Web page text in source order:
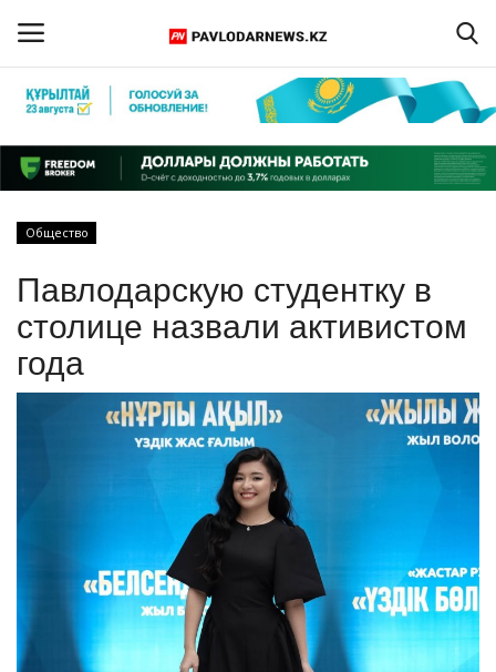
Регистрация
Главная
ПАВЛОДАРСКАЯ ОБЛАСТЬ
КАЗАХСТАН
Чек-лист
РАЗВЛЕЧЕНИЯ
Общество
Павлодарскую студентку в
столице назвали активистом
года